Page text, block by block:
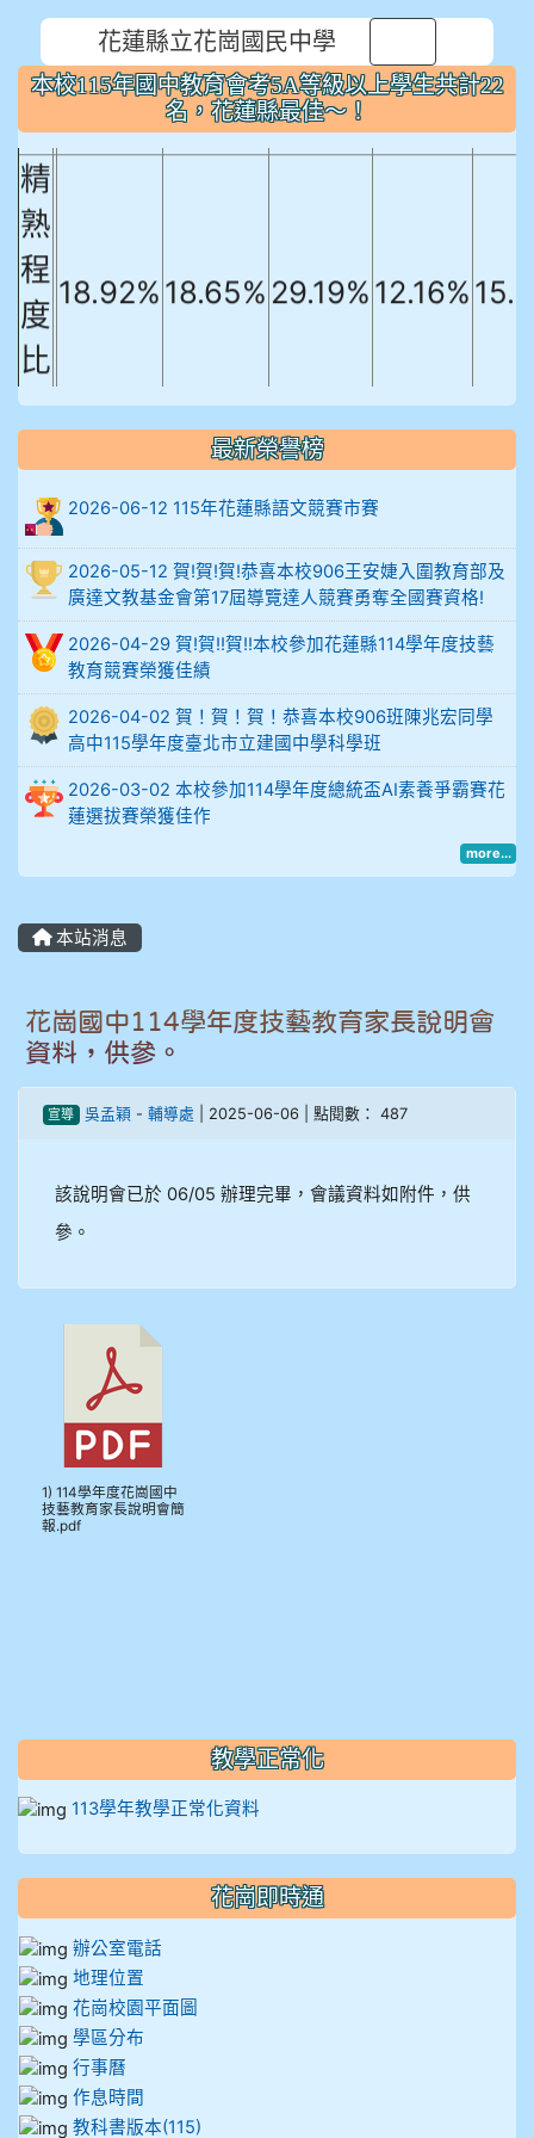
花蓮縣立花崗國民中學
本校115年國中教育會考5A等級以上學生共計22
名，花蓮縣最佳～！
本校115年國中教育會考5A等級以上
學生共計22名，花蓮縣最佳～！
英文 數學
自
精
熟
程
度
比
例
18.92% 18.65% 29.19% 12.16%
906陳兆宏 5A10+ 作文5
912余 嘉 5A10+
914謝佩臻 5A10+
902蘇奕愷
903陳品帆
904彭子庭
905蔣昇和
907張晏寧
908彭主豪
909林玉楓
910謝尚橙
910呂芃澔
910溫婕伶
911王祉傑
最新榮譽榜
2026-06-12 115年花蓮縣語文競賽市賽
2026-05-12 賀!賀!賀!恭喜本校906王安婕入圍教育部及
廣達文教基金會第17屆導覽達人競賽勇奪全國賽資格!
2026-04-29 賀!賀!!賀!!本校參加花蓮縣114學年度技藝
教育競賽榮獲佳績
2026-04-02 賀！賀！賀！恭喜本校906班陳兆宏同學
高中115學年度臺北市立建國中學科學班
2026-03-02 本校參加114學年度總統盃AI素養爭霸賽花
蓮選拔賽榮獲佳作
more...
本站消息
花崗國中114學年度技藝教育家長說明會
資料，供參。
宣導 吳孟穎- 輔導處 | 2025-06-06 | 點閱數： 487
該說明會已於 06/05 辦理完畢，會議資料如附件，供
參。
1) 114學年度花崗國中
技藝教育家長說明會簡
報.pdf
教學正常化
113學年教學正常化資料
花崗即時通
辦公室電話
地理位置
花崗校園平面圖
學區分布
行事曆
作息時間
教科書版本(115)